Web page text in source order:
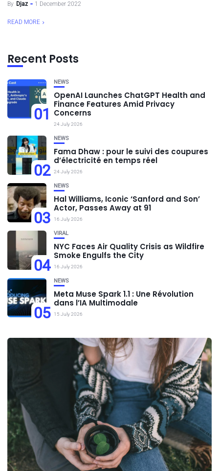
By Djaz 1 December 2022
READ MORE
Recent Posts
01
NEWS
OpenAI Launches ChatGPT Health and
Finance Features Amid Privacy
Concerns
24 July 2026
02
NEWS
Fama Dhaw : pour le suivi des coupures
d’électricité en temps réel
24 July 2026
03
NEWS
Hal Williams, Iconic ‘Sanford and Son’
Actor, Passes Away at 91
16 July 2026
04
VIRAL
NYC Faces Air Quality Crisis as Wildfire
Smoke Engulfs the City
16 July 2026
05
NEWS
Meta Muse Spark 1.1 : Une Révolution
dans l’IA Multimodale
15 July 2026